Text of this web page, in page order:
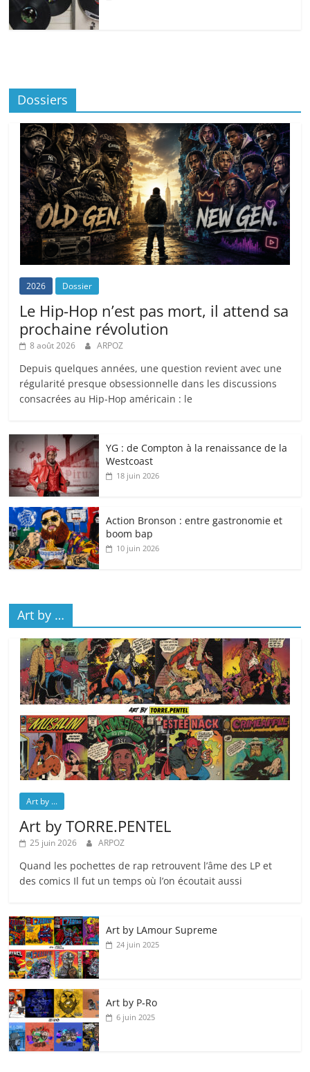
Dossiers
2026 Dossier
Le Hip-Hop n’est pas mort, il attend sa
prochaine révolution
8 août 2026 ARPOZ
Depuis quelques années, une question revient avec une
régularité presque obsessionnelle dans les discussions
consacrées au Hip-Hop américain : le
YG : de Compton à la renaissance de la
Westcoast
18 juin 2026
Action Bronson : entre gastronomie et
boom bap
10 juin 2026
Art by …
Art by ...
Art by TORRE.PENTEL
25 juin 2026 ARPOZ
Quand les pochettes de rap retrouvent l’âme des LP et
des comics Il fut un temps où l’on écoutait aussi
Art by LAmour Supreme
24 juin 2025
Art by P‑Ro
6 juin 2025